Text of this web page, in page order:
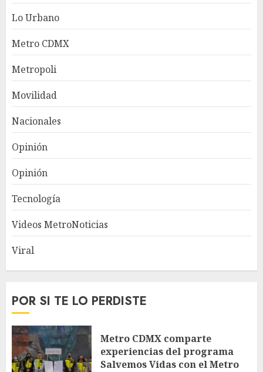
Lo Urbano
Metro CDMX
Metropoli
Movilidad
Nacionales
Opinión
Opinión
Tecnología
Videos MetroNoticias
Viral
POR SI TE LO PERDISTE
Metro CDMX comparte
experiencias del programa
Salvemos Vidas con el Metro